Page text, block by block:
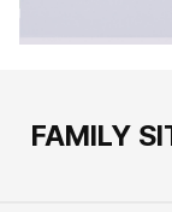
FAMILY